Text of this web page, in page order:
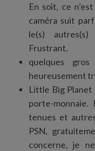
En soit, ce
caméra suit
le(s)
Frustrant.
quelques
heureusement
Little Big Planet
porte-monnaie.
tenues et
PSN,
concerne, je